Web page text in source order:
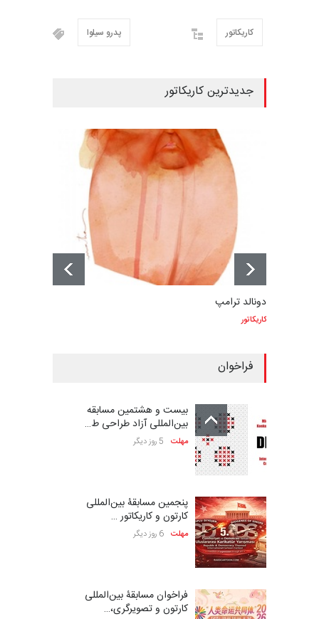
پدرو سیلوا کاریکاتور
جدیدترین کاریکاتور
دونالد ترامپ
کاریکاتور
فراخوان
بیست و هشتمین مسابقه
بین‌المللی آزاد طراحی ط…
مهلت 5 روز دیگر
پنجمین مسابقۀ بین‌المللی
کارتون و کاریکاتور …
مهلت 6 روز دیگر
فراخوان مسابقۀ بین‌المللی
کارتون و تصویرگری،…